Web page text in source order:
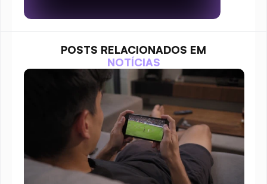
POSTS RELACIONADOS EM
NOTÍCIAS